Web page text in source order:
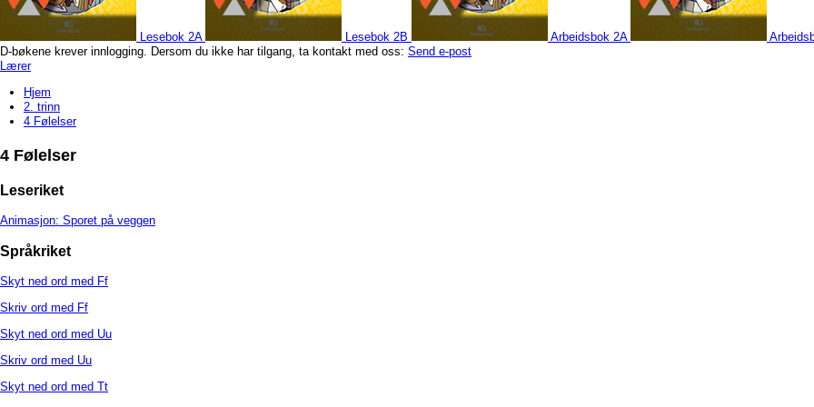
Lesebok 2A Lesebok 2B Arbeidsbok 2A
D-bøkene krever innlogging. Dersom du ikke har tilgang, ta kontakt med oss: Send e-post
Lærer
Hjem
2. trinn
4 Følelser
4 Følelser
Leseriket
Animasjon: Sporet på veggen
Språkriket
Skyt ned ord med Ff
Skriv ord med Ff
Skyt ned ord med Uu
Skriv ord med Uu
Skyt ned ord med Tt